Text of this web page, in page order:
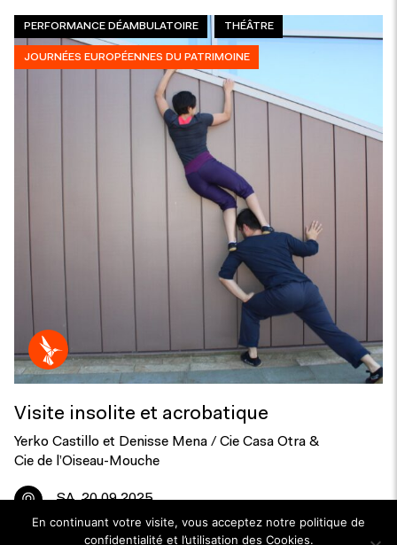
PERFORMANCE DÉAMBULATOIRE THÉÂTRE
JOURNÉES EUROPÉENNES DU PATRIMOINE
Visite insolite et acrobatique
Yerko Castillo et Denisse Mena / Cie Casa Otra &
Cie de l’Oiseau-Mouche
SA 20.09.2025
En continuant votre visite, vous acceptez notre politique de
confidentialité et l’utilisation des Cookies.